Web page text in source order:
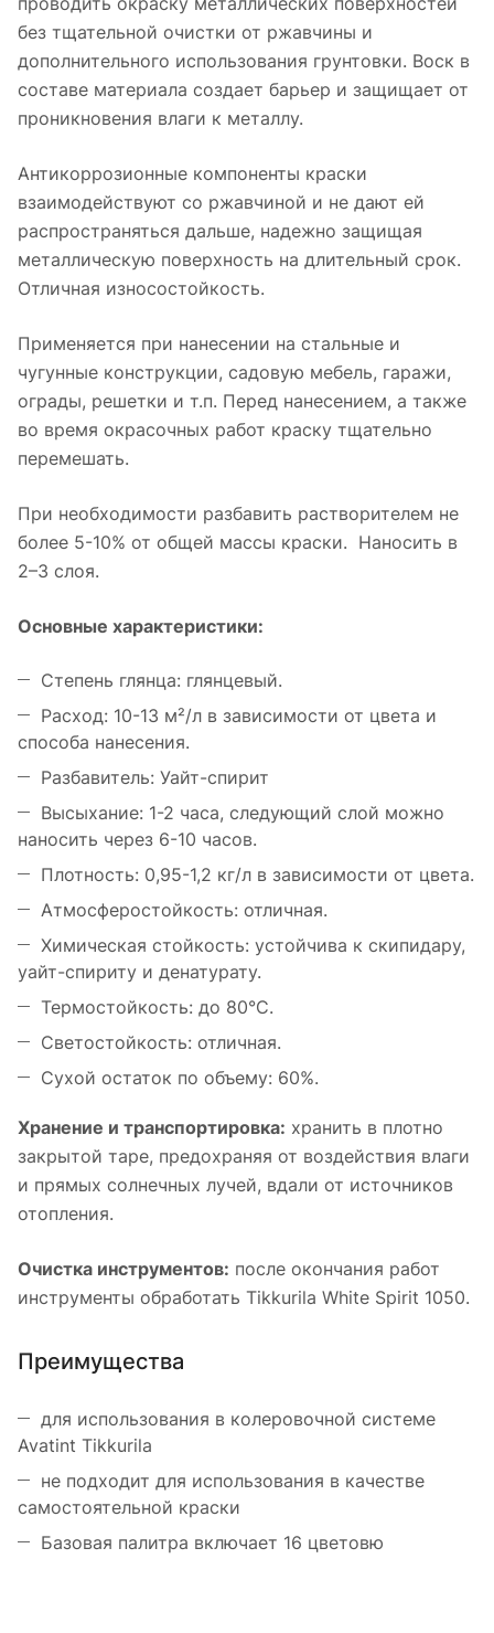
без тщательной очистки от ржавчины и
дополнительного использования грунтовки. Воск в
составе материала создает барьер и защищает от
проникновения влаги к металлу.
Антикоррозионные компоненты краски
взаимодействуют со ржавчиной и не дают ей
распространяться дальше, надежно защищая
металлическую поверхность на длительный срок.
Отличная износостойкость.
Применяется при нанесении на стальные и
чугунные конструкции, садовую мебель, гаражи,
ограды, решетки и т.п. Перед нанесением, а также
во время окрасочных работ краску тщательно
перемешать.
При необходимости разбавить растворителем не
более 5-10% от общей массы краски. Наносить в
2–3 слоя.
Основные характеристики:
Степень глянца: глянцевый.
Расход: 10-13 м²/л в зависимости от цвета и
способа нанесения.
Разбавитель: Уайт-спирит
Высыхание: 1-2 часа, следующий слой можно
наносить через 6-10 часов.
Плотность: 0,95-1,2 кг/л в зависимости от цвета.
Атмосферостойкость: отличная.
Химическая стойкость: устойчива к скипидару,
уайт-спириту и денатурату.
Термостойкость: до 80°C.
Светостойкость: отличная.
Сухой остаток по объему: 60%.
Хранение и транспортировка: хранить в плотно
закрытой таре, предохраняя от воздействия влаги
и прямых солнечных лучей, вдали от источников
отопления.
Очистка инструментов: после окончания работ
инструменты обработать Tikkurila White Spirit 1050.
Преимущества
для использования в колеровочной системе
Avatint Tikkurila
не подходит для использования в качестве
самостоятельной краски
Базовая палитра включает 16 цветовю